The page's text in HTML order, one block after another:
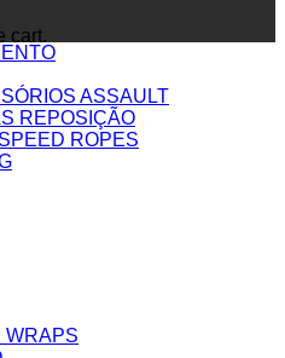
cart.
ASSAULT
REPOSIÇÃO
ROPES
WRAPS